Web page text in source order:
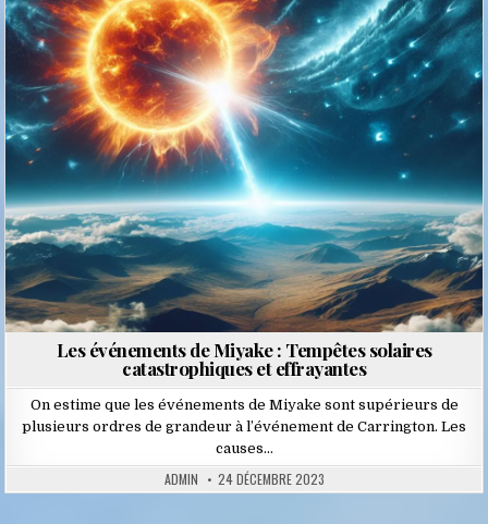
Posted
in
Les événements de Miyake : Tempêtes solaires
catastrophiques et effrayantes
On estime que les événements de Miyake sont supérieurs de
plusieurs ordres de grandeur à l’événement de Carrington. Les
causes…
ADMIN 24 DÉCEMBRE 2023